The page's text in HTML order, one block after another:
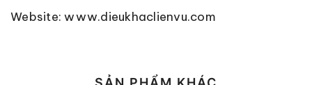
Website: www.dieukhaclienvu.com